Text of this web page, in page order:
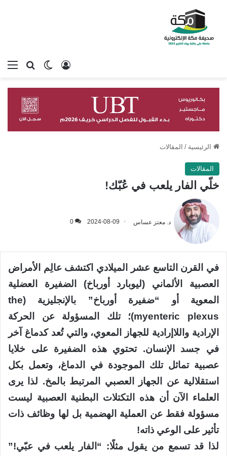
بحثالوضع
تسجيل الدخول
الرئيسية / المقالات
المقالات
خلّي الفار يلعب في عُبّك!
د. معتز عساس 2024-08-09
0
في القرن التاسع عشر الميلادي اكتشف عالِم الأمراض
العصبية الألماني (ليوبارد أورباخ) الضفيرة العضلية
المعوية أو “ضفيرة أورباخ” بالإنجليزية (the
myenteric plexus)؛ تلك المسؤولة عن الحركة
الإرادية واللاإرادية للجهاز المعوي، والتي تُعد كدماغ آخر
في جسد الإنسان. تحتوي هذه الضفيرة على خلايا
عصبية تماثل تلك الموجودة في الدماغ، وتعمل بكل
استقلالية عن الجهاز العصبي المرتبط بالمخ. لذا يرى
العلماء الآن أن هذه التكتلات البطنية العصبية ليست
مسؤولة فقط عن العملية الهضمية بل لها وظائف ذات
تأثير على الوعي ذاته!
لذا قد تسمع من يقول مثلًا: “الفار يلعب في عبّي!”